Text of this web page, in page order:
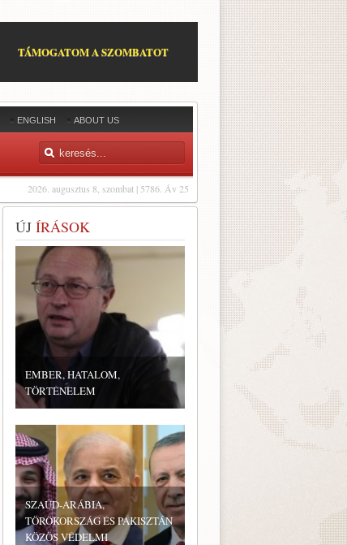
TÁMOGATOM A SZOMBATOT
ENGLISH ABOUT US
2026. augusztus 8, szombat | 5786. Áv 25
ÚJ ÍRÁSOK
EMBER, HATALOM,
TÖRTÉNELEM
SZAÚD-ARÁBIA,
TÖRÖKORSZÁG ÉS PAKISZTÁN
KÖZÖS VÉDELMI